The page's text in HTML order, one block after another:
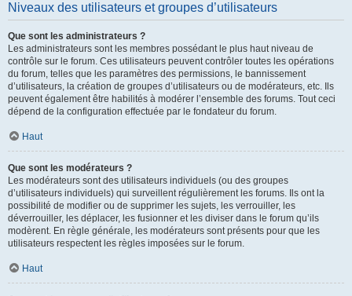
Niveaux des utilisateurs et groupes d’utilisateurs
Que sont les administrateurs ?
Les administrateurs sont les membres possédant le plus haut niveau de
contrôle sur le forum. Ces utilisateurs peuvent contrôler toutes les opérations
du forum, telles que les paramètres des permissions, le bannissement
d’utilisateurs, la création de groupes d’utilisateurs ou de modérateurs, etc. Ils
peuvent également être habilités à modérer l’ensemble des forums. Tout ceci
dépend de la configuration effectuée par le fondateur du forum.
Haut
Que sont les modérateurs ?
Les modérateurs sont des utilisateurs individuels (ou des groupes
d’utilisateurs individuels) qui surveillent régulièrement les forums. Ils ont la
possibilité de modifier ou de supprimer les sujets, les verrouiller, les
déverrouiller, les déplacer, les fusionner et les diviser dans le forum qu’ils
modèrent. En règle générale, les modérateurs sont présents pour que les
utilisateurs respectent les règles imposées sur le forum.
Haut